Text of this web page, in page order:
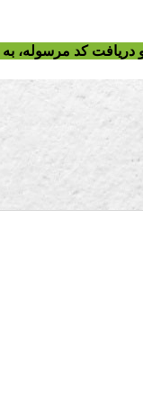
دریافتکد مرسوله،